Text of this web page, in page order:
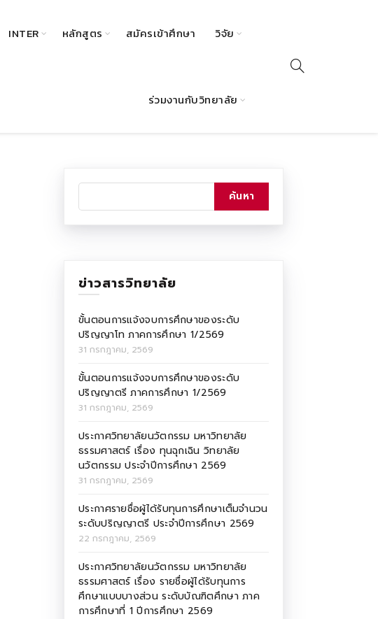
INTER หลักสูตร สมัครเข้าศึกษา วิจัย
ร่วมงานกับวิทยาลัย
ข่าวสารวิทยาลัย
ขั้นตอนการแจ้งจบการศึกษาของระดับ
ปริญญาโท ภาคการศึกษา 1/2569
31 กรกฎาคม, 2569
ขั้นตอนการแจ้งจบการศึกษาของระดับ
ปริญญาตรี ภาคการศึกษา 1/2569
31 กรกฎาคม, 2569
ประกาศวิทยาลัยนวัตกรรม มหาวิทยาลัย
ธรรมศาสตร์ เรื่อง ทุนฉุกเฉิน วิทยาลัย
นวัตกรรม ประจำปีการศึกษา 2569
31 กรกฎาคม, 2569
ประกาศรายชื่อผู้ได้รับทุนการศึกษาเต็มจำนวน
ระดับปริญญาตรี ประจำปีการศึกษา 2569
22 กรกฎาคม, 2569
ประกาศวิทยาลัยนวัตกรรม มหาวิทยาลัย
ธรรมศาสตร์ เรื่อง รายชื่อผู้ได้รับทุนการ
ศึกษาแบบบางส่วน ระดับบัณฑิตศึกษา ภาค
การศึกษาที่ 1 ปีการศึกษา 2569